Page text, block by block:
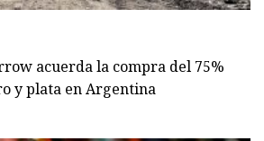
acuerda la compra del 75%
y plata en Argentina